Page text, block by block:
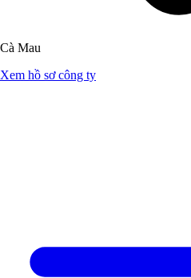
Cà Mau
Xem hồ sơ công ty